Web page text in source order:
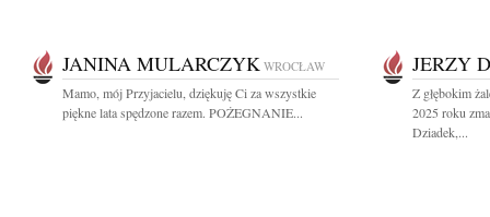
JANINA MULARCZYK WROCŁAW
Mamo, mój Przyjacielu, dziękuję Ci za wszystkie
piękne lata spędzone razem. POŻEGNANIE...
JERZY
Z głębokim
2025 roku
Dziadek,...